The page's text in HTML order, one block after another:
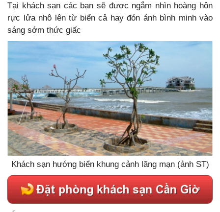
Tại khách sạn các bạn sẽ được ngắm nhìn hoàng hôn
rực lửa nhô lên từ biển cả hay đón ánh bình minh vào
sáng sớm thức giấc
Khách sạn hướng biển khung cảnh lãng mạn (ảnh ST)